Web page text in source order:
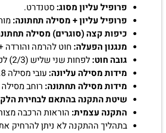
פרופיל עליון מסוג:סטנדרט.
פרופיל עליון + מסילה תחתונה:
כיפות קצה (סוגרים) מסילה
מנגנון הפעלה: חוט להרמה והורדה
גובה חוט:לפחות שני שליש (2/3) לפחות – מגובה הווילון שיוזמן.
מידות מסילה עליונה: עובי מסילה 57.8 מ"מ | גובה מסילה 51.5 מ"מ | רוחב מסילה בהתאם למידת הווילון.
מידות מסילה תחתונה: רוחב מסילה 51.5 מ"מ | גובה מסילה 17.5 מ"מ.
שיטת התקנה בהתאם לבחירת
התקנה עצמית: הוראות הרכבה
בתהליך ההתקנה לא ניתן להרחיק את